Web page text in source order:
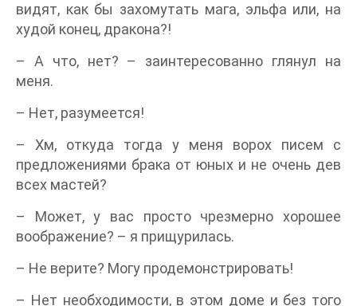
видят, как бы захомутать мага, эльфа или, на
худой конец, дракона?!
– А что, нет? – заинтересованно глянул на
меня.
– Нет, разумеется!
– Хм, откуда тогда у меня ворох писем с
предложениями брака от юных и не очень дев
всех мастей?
– Может, у вас просто чрезмерно хорошее
воображение? – я прищурилась.
– Не верите? Могу продемонстрировать!
– Нет необходимости, в этом доме и без того